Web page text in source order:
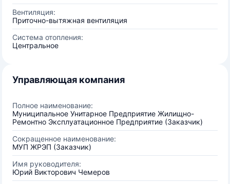
Вентиляция:
Приточно-вытяжная вентиляция
Система отопления:
Центральное
Управляющая компания
Полное наименование:
Муниципальное Унитарное Предприятие Жилищно-
Ремонтно Эксплуатационное Предприятие (Заказчик)
Сокращенное наименование:
МУП ЖРЭП (Заказчик)
Имя руководителя:
Юрий Викторович Чемеров